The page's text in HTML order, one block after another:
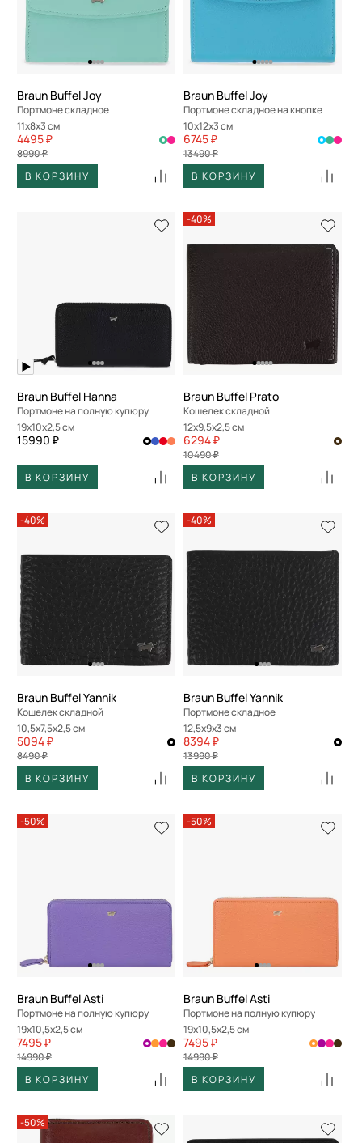
Braun Buffel Joy
Портмоне складное
11x8x3 см
4495 ₽
8990 ₽
В КОРЗИНУ
Braun Buffel Joy
Портмоне складное на кнопке
10x12x3 см
6745 ₽
13490 ₽
В КОРЗИНУ
Braun Buffel Hanna
Портмоне на полную купюру
19x10x2,5 см
15990 ₽
В КОРЗИНУ
-40%
Braun Buffel Prato
Кошелек складной
12x9,5x2,5 см
6294 ₽
10490 ₽
В КОРЗИНУ
-40%
Braun Buffel Yannik
Кошелек складной
10,5x7,5x2,5 см
5094 ₽
8490 ₽
В КОРЗИНУ
-40%
Braun Buffel Yannik
Портмоне складное
12,5x9x3 см
8394 ₽
13990 ₽
В КОРЗИНУ
-50%
Braun Buffel Asti
Портмоне на полную купюру
19x10,5x2,5 см
7495 ₽
14990 ₽
В КОРЗИНУ
-50%
Braun Buffel Asti
Портмоне на полную купюру
19x10,5x2,5 см
7495 ₽
14990 ₽
В КОРЗИНУ
-50%